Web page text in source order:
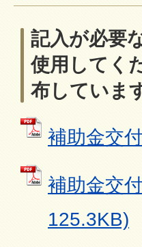
記入が必要
使用してく
布していま
補助金交
補助金交
125.3KB)